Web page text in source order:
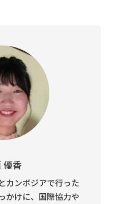
優香
カンボジアで行った
かけに、国際協力や